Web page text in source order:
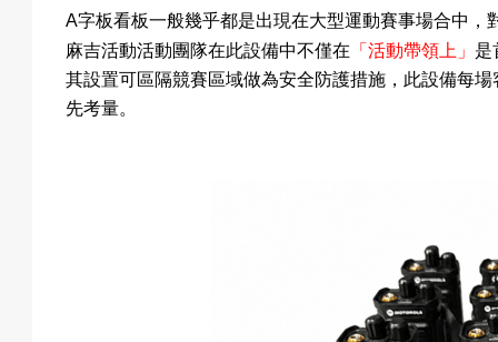
A字板看板一般幾乎都是出現在大型運動賽事場合中 ，
麻吉活動活動團隊在此設備中不僅在 「活動帶領上」 是
其設置可區隔競賽區域做為安全防護措施，此設備每
先考量。